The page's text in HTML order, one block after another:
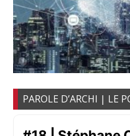
PAROLE D’ARCHI | LE